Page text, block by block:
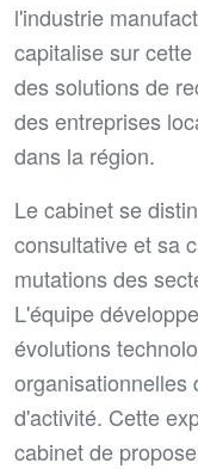
l'industrie
capitalise sur
des solutions de
des entreprises
dans la région.
Le cabinet se
consultative et sa
mutations des
L'équipe
évolutions
organisationnelles
d'activité. Cette
cabinet de